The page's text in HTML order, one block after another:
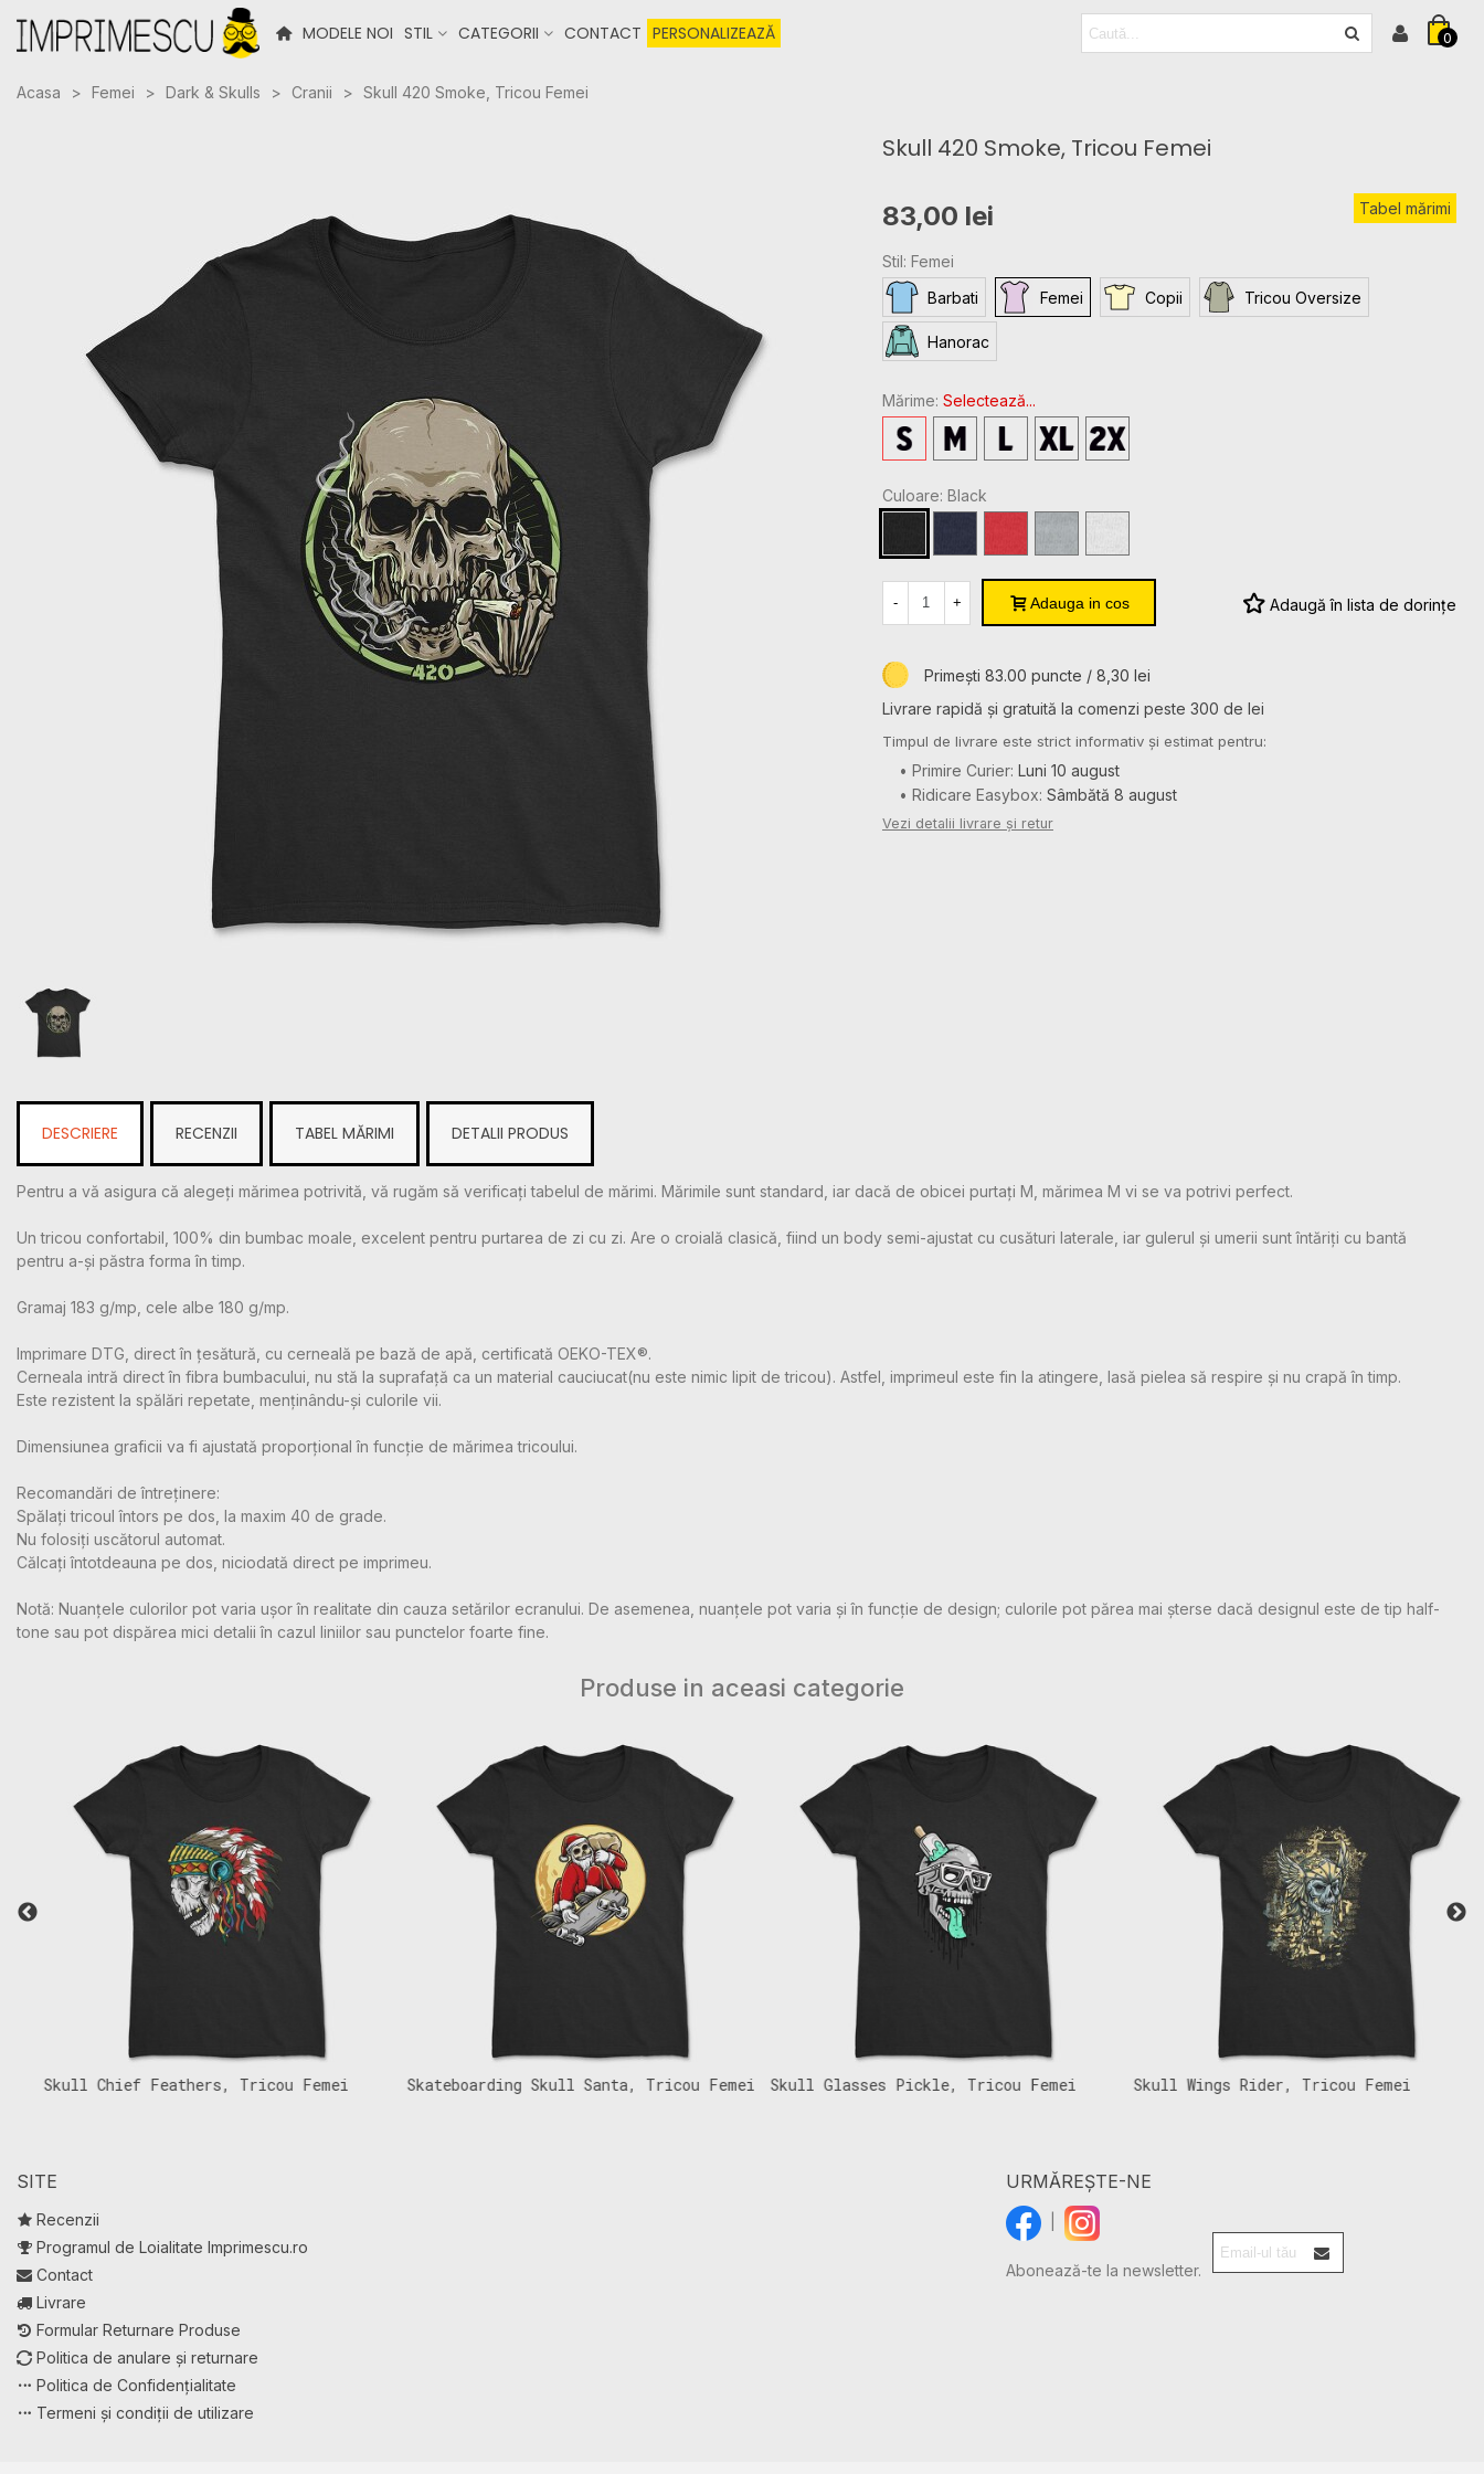
MODELE NOI STIL CATEGORII CONTACT PERSONALIZEAZĂ 0
Acasa > Femei > Dark & Skulls > Cranii > Skull 420 Smoke, Tricou Femei
Skull 420 Smoke, Tricou Femei
83,00 lei Tabel mărimi
Stil: Femei
Barbati
Femei Copii Tricou Oversize
Hanorac
Mărime: Selectează...
M XL 2XL
Culoare: Black
- + Adauga in cos Adaugă în lista de dorințe
Primești 83.00 puncte / 8,30 lei
Livrare rapidă și gratuită la comenzi peste 300 de lei
Timpul de livrare este strict informativ și estimat pentru:
• Primire Curier: Luni 10 august
• Ridicare Easybox: Sâmbătă 8 august
Vezi detalii livrare și retur
DESCRIERE RECENZII TABEL MĂRIMI DETALII PRODUS
Pentru a vă asigura că alegeți mărimea potrivită, vă rugăm să verificați tabelul de mărimi. Mărimile sunt standard, iar dacă de obicei purtați M, mărimea M vi se va potrivi perfect.
Un tricou confortabil, 100% din bumbac moale, excelent pentru purtarea de zi cu zi. Are o croială clasică, fiind un body semi-ajustat cu cusături laterale, iar gulerul și umerii sunt întăriți cu bantă
pentru a-și păstra forma în timp.
Gramaj 183 g/mp, cele albe 180 g/mp.
Imprimare DTG, direct în țesătură, cu cerneală pe bază de apă, certificată OEKO-TEX®.
Cerneala intră direct în fibra bumbacului, nu stă la suprafață ca un material cauciucat(nu este nimic lipit de tricou). Astfel, imprimeul este fin la atingere, lasă pielea să respire și nu crapă în timp.
Este rezistent la spălări repetate, menținându-și culorile vii.
Dimensiunea graficii va fi ajustată proporțional în funcție de mărimea tricoului.
Recomandări de întreținere:
Spălați tricoul întors pe dos, la maxim 40 de grade.
Nu folosiți uscătorul automat.
Călcați întotdeauna pe dos, niciodată direct pe imprimeu.
Notă: Nuanțele culorilor pot varia ușor în realitate din cauza setărilor ecranului. De asemenea, nuanțele pot varia și în funcție de design; culorile pot părea mai șterse dacă designul este de tip half-
tone sau pot dispărea mici detalii în cazul liniilor sau punctelor foarte fine.
Produse in aceasi categorie
Skull Chief Feathers, Tricou Femei Skateboarding Skull Santa, Tricou Femei Skull Glasses Pickle, Tricou Femei Skull Wings Rider, Tricou Femei
SITE
Recenzii
Programul de Loialitate Imprimescu.ro
Contact
Livrare
Formular Returnare Produse
Politica de anulare și returnare
Politica de Confidențialitate
Termeni și condiții de utilizare
URMĂREȘTE-NE
|
Abonează-te la newsletter.